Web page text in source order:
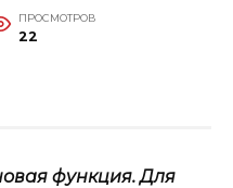
ПРОСМОТРОВ
22
функция. Для